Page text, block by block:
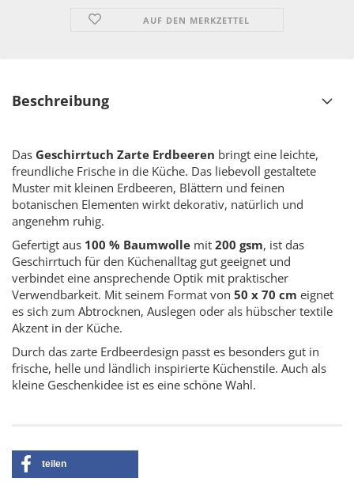
AUF DEN MERKZETTEL
Beschreibung
Das Geschirrtuch Zarte Erdbeeren bringt eine leichte,
freundliche Frische in die Küche. Das liebevoll gestaltete
Muster mit kleinen Erdbeeren, Blättern und feinen
botanischen Elementen wirkt dekorativ, natürlich und
angenehm ruhig.
Gefertigt aus 100 % Baumwolle mit 200 gsm, ist das
Geschirrtuch für den Küchenalltag gut geeignet und
verbindet eine ansprechende Optik mit praktischer
Verwendbarkeit. Mit seinem Format von 50 x 70 cm eignet
es sich zum Abtrocknen, Auslegen oder als hübscher textile
Akzent in der Küche.
Durch das zarte Erdbeerdesign passt es besonders gut in
frische, helle und ländlich inspirierte Küchenstile. Auch als
kleine Geschenkidee ist es eine schöne Wahl.
teilen